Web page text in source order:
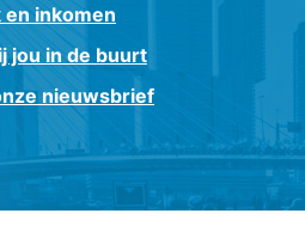
inkomen
jou in de buurt
nieuwsbrief